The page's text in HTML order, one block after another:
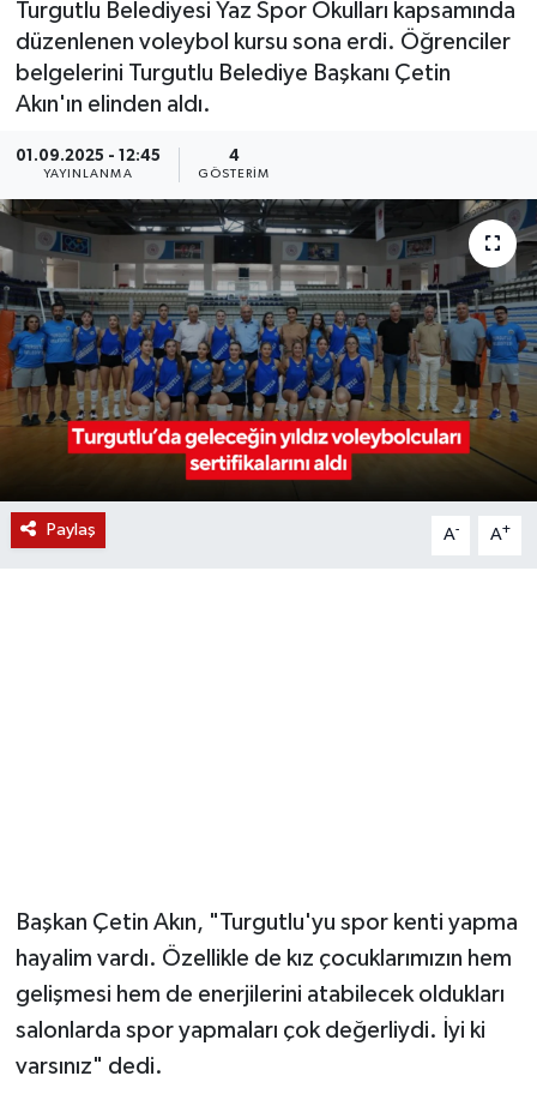
Turgutlu Belediyesi Yaz Spor Okulları kapsamında
düzenlenen voleybol kursu sona erdi. Öğrenciler
belgelerini Turgutlu Belediye Başkanı Çetin
Akın'ın elinden aldı.
01.09.2025 - 12:45
YAYINLANMA
4
GÖSTERIM
Paylaş A- A+
Başkan Çetin Akın, "Turgutlu'yu spor kenti yapma
hayalim vardı. Özellikle de kız çocuklarımızın hem
gelişmesi hem de enerjilerini atabilecek oldukları
salonlarda spor yapmaları çok değerliydi. İyi ki
varsınız" dedi.
KÜLTÜR SANAT
YAŞAM
LIFE
SARIGÖL
SARUHANLI
SELENDİ
KIRKAĞAÇ
DEMİRCİ
GÖLMARMARA
GÖRDES
SOMA
KÖPRÜBAŞI
KULA
SALİHLİ
SARIGÖL
SARUHANLI
ŞEHZADELER
SELENDİ
TURGUTLU
EKONOMİ
EĞİTİM
KÜLTÜR SANAT
SPOR
YAŞAM
LIFE
BİLİM VE TEKNOLOJİ
MANİSA'NIN YÖRESEL LEZZETLERİ